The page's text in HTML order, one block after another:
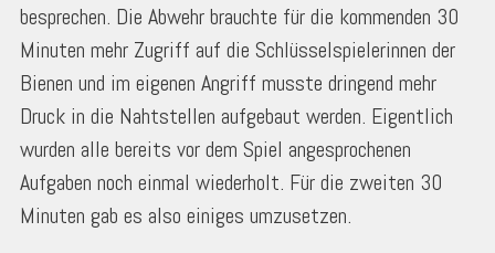
besprechen. Die Abwehr brauchte für die kommenden 30
Minuten mehr Zugriff auf die Schlüsselspielerinnen der
Bienen und im eigenen Angriff musste dringend mehr
Druck in die Nahtstellen aufgebaut werden. Eigentlich
wurden alle bereits vor dem Spiel angesprochenen
Aufgaben noch einmal wiederholt. Für die zweiten 30
Minuten gab es also einiges umzusetzen.